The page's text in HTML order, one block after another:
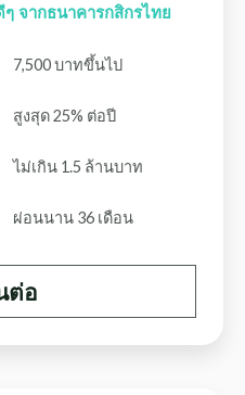
จากธนาคารกสิกรไทย
7,500 บาทขึ้นไป
สูงสุด 25% ต่อปี
ไม่เกิน 1.5 ล้านบาท
ผ่อนนาน 36 เดือน
ต่อ